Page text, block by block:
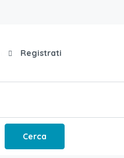
Registrati
Cerca